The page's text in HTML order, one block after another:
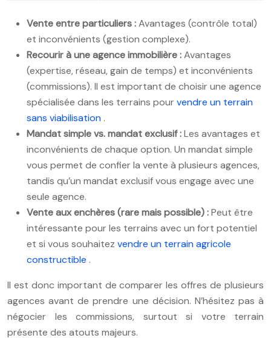
Vente entre particuliers :Avantages (contrôle total)
et inconvénients (gestion complexe).
Recourir à une agence immobilière :Avantages
(expertise, réseau, gain de temps) et inconvénients
(commissions). Il est important de choisir une agence
spécialisée dans les terrains pour vendre un terrain
sans viabilisation .
Mandat simple vs. mandat exclusif :Les avantages et
inconvénients de chaque option. Un mandat simple
vous permet de confier la vente à plusieurs agences,
tandis qu’un mandat exclusif vous engage avec une
seule agence.
Vente aux enchères (rare mais possible) :Peut être
intéressante pour les terrains avec un fort potentiel
et si vous souhaitez vendre un terrain agricole
constructible .
Il est donc important de comparer les offres de plusieurs
agences avant de prendre une décision. N’hésitez pas à
négocier les commissions, surtout si votre terrain
présente des atouts majeurs.